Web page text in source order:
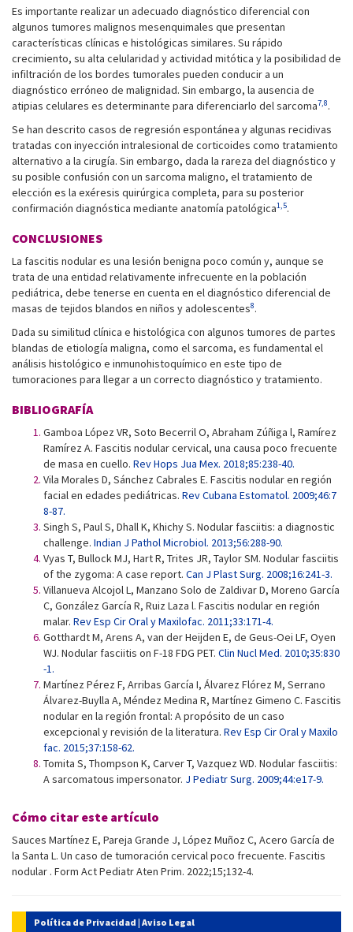
Es importante realizar un adecuado diagnóstico diferencial con
algunos tumores malignos mesenquimales que presentan
características clínicas e histológicas similares. Su rápido
crecimiento, su alta celularidad y actividad mitótica y la posibilidad de
infiltración de los bordes tumorales pueden conducir a un
diagnóstico erróneo de malignidad. Sin embargo, la ausencia de
atipias celulares es determinante para diferenciarlo del sarcoma7,8.
Se han descrito casos de regresión espontánea y algunas recidivas
tratadas con inyección intralesional de corticoides como tratamiento
alternativo a la cirugía. Sin embargo, dada la rareza del diagnóstico y
su posible confusión con un sarcoma maligno, el tratamiento de
elección es la exéresis quirúrgica completa, para su posterior
confirmación diagnóstica mediante anatomía patológica1,5.
CONCLUSIONES
La fascitis nodular es una lesión benigna poco común y, aunque se
trata de una entidad relativamente infrecuente en la población
pediátrica, debe tenerse en cuenta en el diagnóstico diferencial de
masas de tejidos blandos en niños y adolescentes8.
Dada su similitud clínica e histológica con algunos tumores de partes
blandas de etiología maligna, como el sarcoma, es fundamental el
análisis histológico e inmunohistoquímico en este tipo de
tumoraciones para llegar a un correcto diagnóstico y tratamiento.
BIBLIOGRAFÍA
Gamboa López VR, Soto Becerril O, Abraham Zúñiga l, Ramírez
Ramírez A. Fascitis nodular cervical, una causa poco frecuente
de masa en cuello. Rev Hops Jua Mex. 2018;85:238-40.
Vila Morales D, Sánchez Cabrales E. Fascitis nodular en región
facial en edades pediátricas. Rev Cubana Estomatol. 2009;46:7
8-87.
Singh S, Paul S, Dhall K, Khichy S. Nodular fasciitis: a diagnostic
challenge. Indian J Pathol Microbiol. 2013;56:288-90.
Vyas T, Bullock MJ, Hart R, Trites JR, Taylor SM. Nodular fasciitis
of the zygoma: A case report. Can J Plast Surg. 2008;16:241-3.
Villanueva Alcojol L, Manzano Solo de Zaldivar D, Moreno García
C, González García R, Ruiz Laza l. Fascitis nodular en región
malar. Rev Esp Cir Oral y Maxilofac. 2011;33:171-4.
Gotthardt M, Arens A, van der Heijden E, de Geus-Oei LF, Oyen
WJ. Nodular fasciitis on F-18 FDG PET. Clin Nucl Med. 2010;35:830
-1.
Martínez Pérez F, Arribas García I, Álvarez Flórez M, Serrano
Álvarez-Buylla A, Méndez Medina R, Martínez Gimeno C. Fascitis
nodular en la región frontal: A propósito de un caso
excepcional y revisión de la literatura. Rev Esp Cir Oral y Maxilo
fac. 2015;37:158-62.
Tomita S, Thompson K, Carver T, Vazquez WD. Nodular fasciitis:
A sarcomatous impersonator. J Pediatr Surg. 2009;44:e17-9.
Cómo citar este artículo
Sauces Martínez E, Pareja Grande J, López Muñoz C, Acero García de
la Santa L. Un caso de tumoración cervical poco frecuente. Fascitis
nodular . Form Act Pediatr Aten Prim. 2022;15;132-4.
Política de Privacidad | Aviso Legal